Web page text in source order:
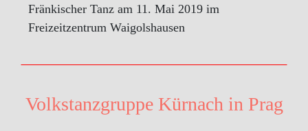
Fränkischer Tanz am 11. Mai 2019 im
Freizeitzentrum Waigolshausen
Volkstanzgruppe Kürnach in Prag